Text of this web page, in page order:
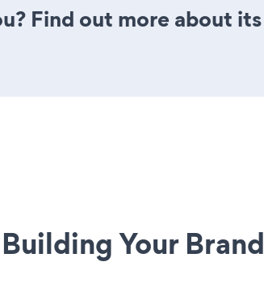
Find out more about its
Your Brand